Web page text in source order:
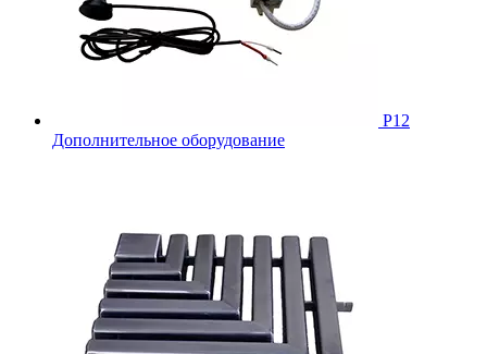
Р12
Дополнительное оборудование